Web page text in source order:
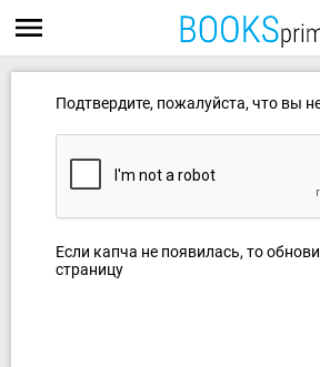
Подтвердите, пожалуйста, что вы
Если капча не появилась, то
страницу